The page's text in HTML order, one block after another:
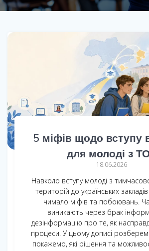
5 міфів щодо вступу
для молоді з
18.06.2026
Навколо вступу молоді з
територій до українських закладів
чимало міфів та побоювань.
виникають через брак
дезінформацію про те, як
процеси. У цьому дописі
покажемо, які рішення та